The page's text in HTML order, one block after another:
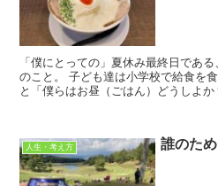
「僕にとっての」夏休み最終日であ
のこと。 子ども達は小学校で給食を食べてから帰ってくるので、妻
と「僕らはお昼（ごはん）どうしよ
人生・考え方 誰のた